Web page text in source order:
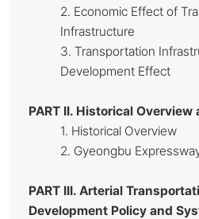
2. Economic Effect of
Infrastructure
3. Transportation
Development Effect
PART II. Historical Overview
1. Historical Overview
2. Gyeongbu
PART III. Arterial
Development Policy and